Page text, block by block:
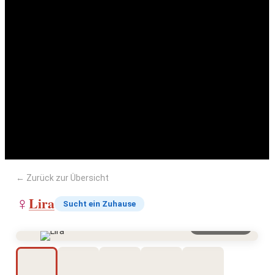
← Zurück zur Übersicht
♀Lira Sucht ein Zuhause